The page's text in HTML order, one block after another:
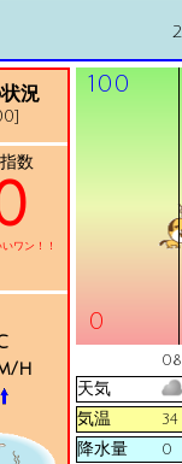
況
数
ワン！！
h
100
0
08
天気
気温
34
降水量 0